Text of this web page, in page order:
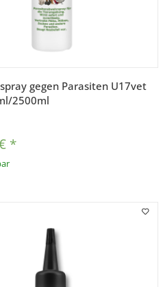
Vorschau
gegen Parasiten U17vet
2500ml
*